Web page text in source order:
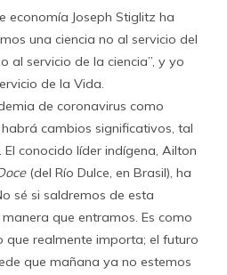
economía Joseph Stiglitz ha
una ciencia no al servicio del
al servicio de la ciencia”, y yo
de la Vida.
de coronavirus como
cambios significativos, tal
conocido líder indígena, Ailton
(del Río Dulce, en Brasil), ha
sé si saldremos de esta
que entramos. Es como
que realmente importa; el futuro
que mañana ya no estemos